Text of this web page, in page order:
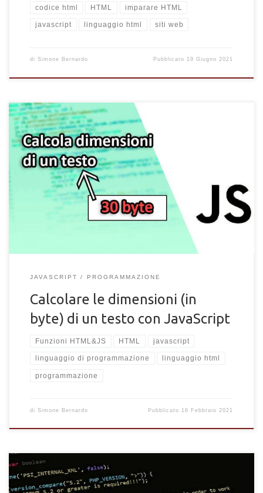
codice html HTML imparare HTML
javascript linguaggio html siti web
di Simone Bernardo Pubblicato 19 Giugno 2021
Funzione JavaScript per calcolare le dimensioni, o peso, in byte,
kilobyte e megabyte di un testo HTML di una textarea
JAVASCRIPT PROGRAMMAZIONE
Calcolare le dimensioni (in
byte) di un testo con JavaScript
Funzioni HTML&JS HTML javascript
linguaggio di programmazione linguaggio html
programmazione
di Simone Bernardo Pubblicato 16 Febbraio 2021